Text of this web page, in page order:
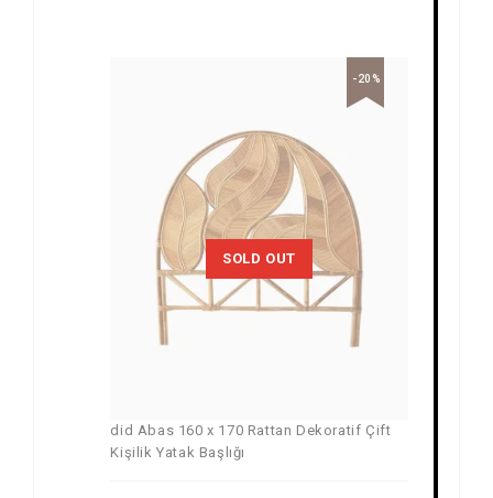
SOLD OUT
-20%
did Abas 160 x 170 Rattan Dekoratif Çift
Kişilik Yatak Başlığı